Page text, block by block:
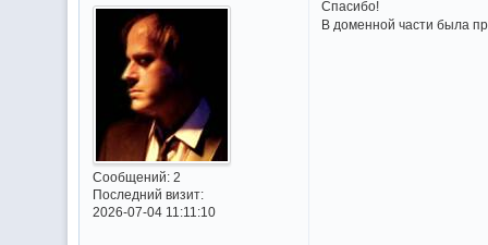
Сообщений:2
Последний визит:
2026-07-04 11:11:10
Спасибо!
В доменной части была